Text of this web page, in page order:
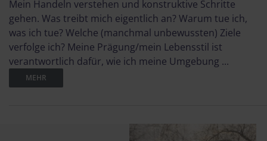
Mein Handeln verstehen und konstruktive Schritte
gehen. Was treibt mich eigentlich an? Warum tue ich,
was ich tue? Welche (manchmal unbewussten) Ziele
verfolge ich? Meine Prägung/mein Lebensstil ist
verantwortlich dafür, wie ich meine Umgebung ...
MEHR